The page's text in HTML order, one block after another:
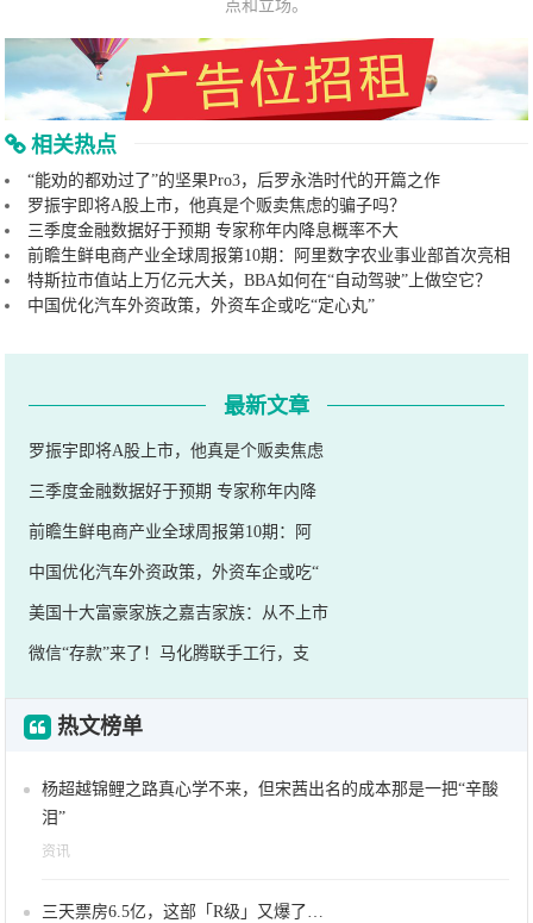
点和立场。
相关热点
“能劝的都劝过了”的坚果Pro3，后罗永浩时代的开篇之作
罗振宇即将A股上市，他真是个贩卖焦虑的骗子吗？
三季度金融数据好于预期 专家称年内降息概率不大
前瞻生鲜电商产业全球周报第10期：阿里数字农业事业部首次亮相
特斯拉市值站上万亿元大关，BBA如何在“自动驾驶”上做空它？
中国优化汽车外资政策，外资车企或吃“定心丸”
最新文章
罗振宇即将A股上市，他真是个贩卖焦虑
三季度金融数据好于预期 专家称年内降
前瞻生鲜电商产业全球周报第10期：阿
中国优化汽车外资政策，外资车企或吃“
美国十大富豪家族之嘉吉家族：从不上市
微信“存款”来了！马化腾联手工行，支
热文榜单
杨超越锦鲤之路真心学不来，但宋茜出名的成本那是一把“辛酸
泪”
资讯
三天票房6.5亿，这部「R级」又爆了…